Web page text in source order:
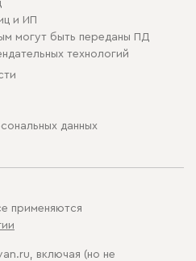
и ИП
могут быть переданы ПД
технологий
данных
применяются
включая (но не